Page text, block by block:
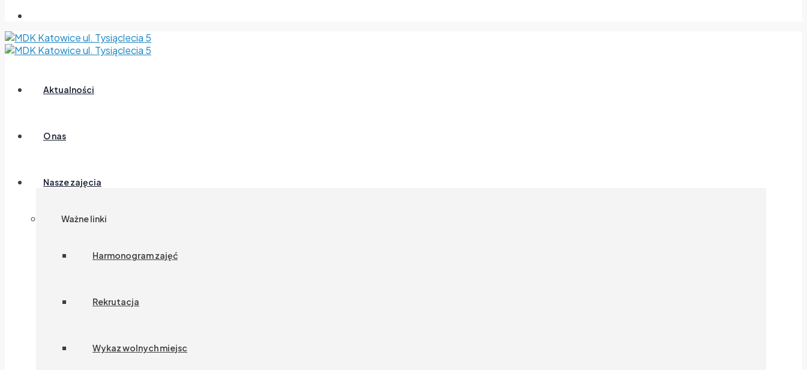
Aktualności
O nas
Nasze zajęcia
Ważne linki
Harmonogram zajęć
Rekrutacja
Wykaz wolnych miejsc